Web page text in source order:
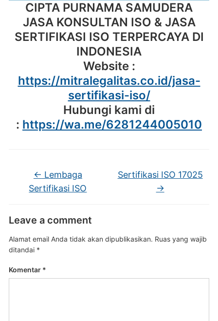
CIPTA PURNAMA SAMUDERA
JASA KONSULTAN ISO & JASA
SERTIFIKASI ISO TERPERCAYA DI
INDONESIA
Website :
https://mitralegalitas.co.id/jasa-
sertifikasi-iso/
Hubungi kami di
: https://wa.me/6281244005010
← Lembaga
Sertifikasi ISO
Sertifikasi ISO 17025
→
Leave a comment
Alamat email Anda tidak akan dipublikasikan. Ruas yang wajib
ditandai *
Komentar *